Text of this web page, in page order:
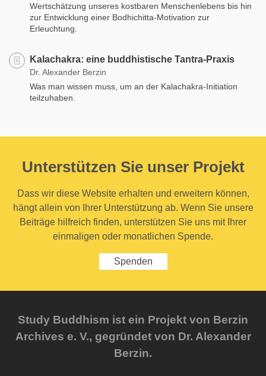
Wertschätzung unseres kostbaren Menschenlebens bis hin
zur Entwicklung einer Bodhichitta-Motivation zur
Erleuchtung.
Kalachakra: eine buddhistische Tantra-Praxis
Dr. Alexander Berzin
Was man wissen muss, um an der Kalachakra-Initiation
teilzuhaben.
Unterstützen Sie unser Projekt
Dass wir diese Website erhalten und erweitern können,
hängt allein von Ihrer Unterstützung ab. Wenn Sie unsere
Beiträge hilfreich finden, unterstützen Sie uns mit Ihrer
einmaligen oder monatlichen Spende.
Spenden
Study Buddhism ist ein Projekt von Berzin
Archives e. V., gegründet von Dr. Alexander
Berzin.